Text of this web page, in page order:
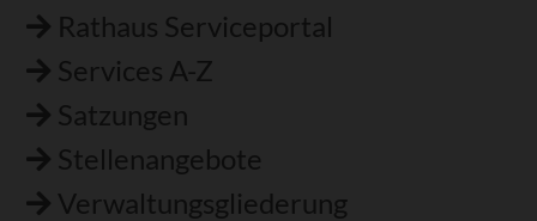
Rathaus Serviceportal
Services A-Z
Satzungen
Stellenangebote
Verwaltungsgliederung